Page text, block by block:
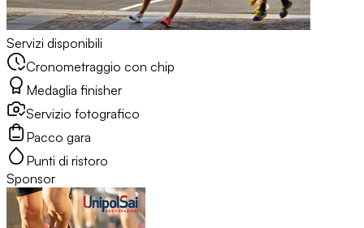
Servizi disponibili
Cronometraggio con chip
Medaglia finisher
Servizio fotografico
Pacco gara
Punti di ristoro
Sponsor